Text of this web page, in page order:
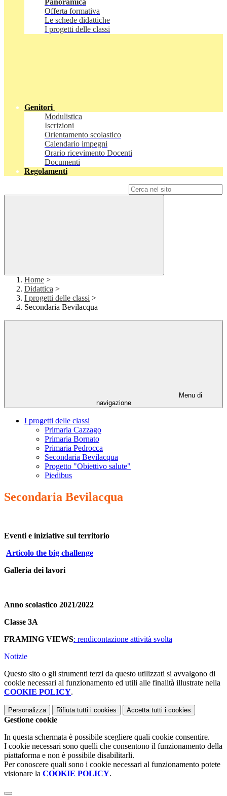
Panoramica
Offerta formativa
Le schede didattiche
I progetti delle classi
Genitori
Modulistica
Iscrizioni
Orientamento scolastico
Calendario impegni
Orario ricevimento Docenti
Documenti
Regolamenti
Home >
Didattica >
I progetti delle classi >
Secondaria Bevilacqua
Menu di
navigazione
I progetti delle classi
Primaria Cazzago
Primaria Bornato
Primaria Pedrocca
Secondaria Bevilacqua
Progetto "Obiettivo salute"
Piedibus
Secondaria Bevilacqua
Eventi e iniziative sul territorio
Articolo the big challenge
Galleria dei lavori
Anno scolastico 2021/2022
Classe 3A
FRAMING VIEWS: rendicontazione attività svolta
Notizie
Questo sito o gli strumenti terzi da questo utilizzati si avvalgono di
cookie necessari al funzionamento ed utili alle finalità illustrate nella
COOKIE POLICY.
Personalizza Rifiuta tutti i cookies Accetta tutti i cookies
Gestione cookie
In questa schermata è possibile scegliere quali cookie consentire.
I cookie necessari sono quelli che consentono il funzionamento della
piattaforma e non è possibile disabilitarli.
Per conoscere quali sono i cookie necessari al funzionamento potete
visionare la COOKIE POLICY.